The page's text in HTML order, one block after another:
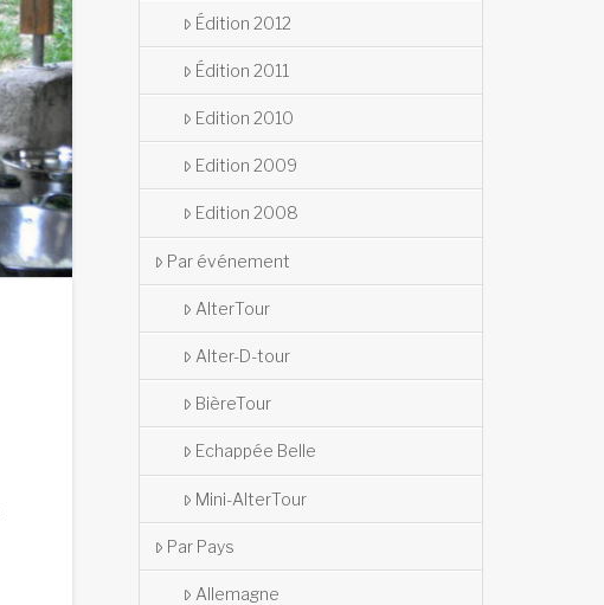
Édition 2012
Édition 2011
Edition 2010
Edition 2009
Edition 2008
Par événement
AlterTour
Alter-D-tour
BièreTour
Echappée Belle
Mini-AlterTour
Par Pays
Allemagne